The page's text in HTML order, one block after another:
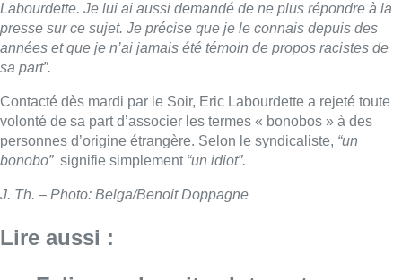
Labourdette. Je lui ai aussi demandé de ne plus répondre à la
presse sur ce sujet. Je précise que je le connais depuis des
années et que je n’ai jamais été témoin de propos racistes de
sa part”.
Contacté dès mardi par le Soir, Eric Labourdette a rejeté toute
volonté de sa part d’associer les termes « bonobos » à des
personnes d’origine étrangère. Selon le syndicaliste, “un
bonobo” signifie simplement “un idiot”.
J. Th. – Photo: Belga/Benoit Doppagne
Lire aussi :